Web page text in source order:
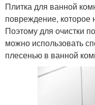
Плитка для ванной
повреждение, которое
Поэтому для очистки
можно использовать
плесенью в ванной